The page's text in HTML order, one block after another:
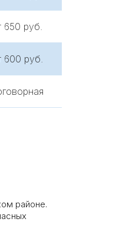
650 руб.
600 руб.
районе.